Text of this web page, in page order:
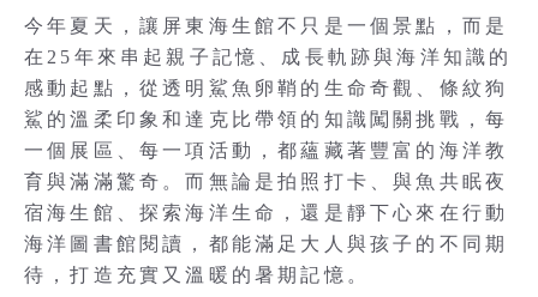
今年夏天，讓屏東海生館不只是一個景點，而是
在25年來串起親子記憶、成長軌跡與海洋知識的
感動起點，從透明鯊魚卵鞘的生命奇觀、條紋狗
鯊的溫柔印象和達克比帶領的知識闖關挑戰，每
一個展區、每一項活動，都蘊藏著豐富的海洋教
育與滿滿驚奇。而無論是拍照打卡、與魚共眠夜
宿海生館、探索海洋生命，還是靜下心來在行動
海洋圖書館閱讀，都能滿足大人與孩子的不同期
待，打造充實又溫暖的暑期記憶。